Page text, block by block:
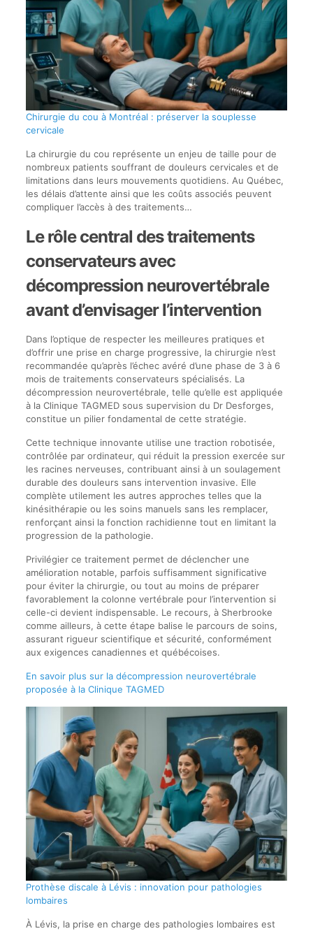
Chirurgie du cou à Montréal : préserver la souplesse
cervicale
La chirurgie du cou représente un enjeu de taille pour de
nombreux patients souffrant de douleurs cervicales et de
limitations dans leurs mouvements quotidiens. Au Québec,
les délais d’attente ainsi que les coûts associés peuvent
compliquer l’accès à des traitements…
Le rôle central des traitements
conservateurs avec
décompression neurovertébrale
avant d’envisager l’intervention
Dans l’optique de respecter les meilleures pratiques et
d’offrir une prise en charge progressive, la chirurgie n’est
recommandée qu’après l’échec avéré d’une phase de 3 à 6
mois de traitements conservateurs spécialisés. La
décompression neurovertébrale, telle qu’elle est appliquée
à la Clinique TAGMED sous supervision du Dr Desforges,
constitue un pilier fondamental de cette stratégie.
Cette technique innovante utilise une traction robotisée,
contrôlée par ordinateur, qui réduit la pression exercée sur
les racines nerveuses, contribuant ainsi à un soulagement
durable des douleurs sans intervention invasive. Elle
complète utilement les autres approches telles que la
kinésithérapie ou les soins manuels sans les remplacer,
renforçant ainsi la fonction rachidienne tout en limitant la
progression de la pathologie.
Privilégier ce traitement permet de déclencher une
amélioration notable, parfois suffisamment significative
pour éviter la chirurgie, ou tout au moins de préparer
favorablement la colonne vertébrale pour l’intervention si
celle-ci devient indispensable. Le recours, à Sherbrooke
comme ailleurs, à cette étape balise le parcours de soins,
assurant rigueur scientifique et sécurité, conformément
aux exigences canadiennes et québécoises.
En savoir plus sur la décompression neurovertébrale
proposée à la Clinique TAGMED
Prothèse discale à Lévis : innovation pour pathologies
lombaires
À Lévis, la prise en charge des pathologies lombaires est